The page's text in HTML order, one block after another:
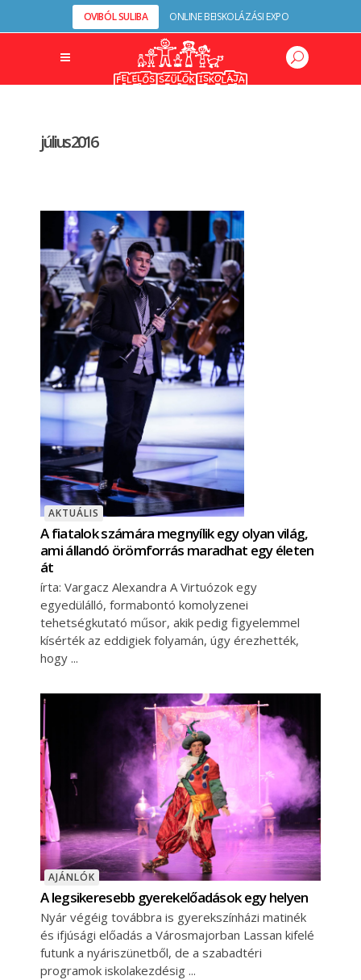
OVIBÓL SULIBA ONLINE BEISKOLÁZÁSI EXPO
július 2016
AKTUÁLIS
A fiatalok számára megnyílik egy olyan világ,
ami állandó örömforrás maradhat egy életen
át
írta: Vargacz Alexandra A Virtuózok egy
egyedülálló, formabontó komolyzenei
tehetségkutató műsor, akik pedig figyelemmel
kísérték az eddigiek folyamán, úgy érezhették,
hogy
AJÁNLÓK
A legsikeresebb gyerekelőadások egy helyen
Nyár végéig továbbra is gyerekszínházi matinék
és ifjúsági előadás a Városmajorban Lassan kifelé
futunk a nyáriszünetből, de a szabadtéri
programok iskolakezdésig